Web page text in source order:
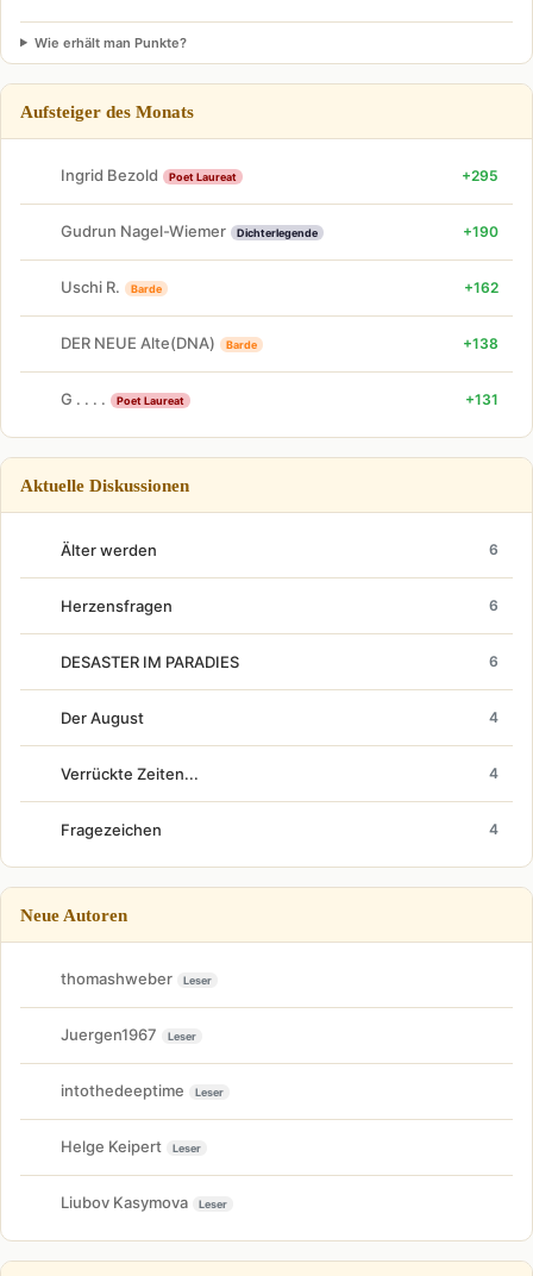
Wie erhält man Punkte?
Aufsteiger des Monats
Ingrid Bezold Poet Laureat +295
Gudrun Nagel-Wiemer Dichterlegende +190
Uschi R. Barde +162
DER NEUE Alte(DNA) Barde +138
G . . . . Poet Laureat +131
Aktuelle Diskussionen
Älter werden 6
Herzensfragen 6
DESASTER IM PARADIES 6
Der August 4
Verrückte Zeiten... 4
Fragezeichen 4
Neue Autoren
thomashweber Leser
Juergen1967 Leser
intothedeeptime Leser
Helge Keipert Leser
Liubov Kasymova Leser